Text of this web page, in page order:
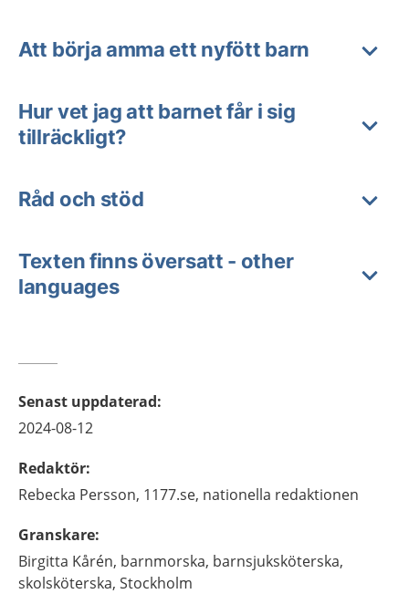
Att börja amma ett nyfött barn
Hur vet jag att barnet får i sig
tillräckligt?
Råd och stöd
Texten finns översatt - other
languages
Senast uppdaterad:
2024-08-12
Redaktör:
Rebecka Persson, 1177.se, nationella redaktionen
Granskare:
Birgitta Kårén, barnmorska, barnsjuksköterska,
skolsköterska, Stockholm